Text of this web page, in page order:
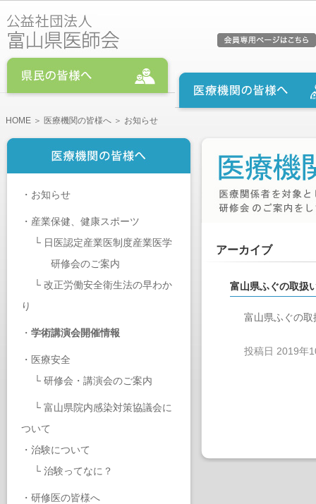
HOME ＞ 医療機関の皆様へ ＞ お知らせ
・ お知らせ
・ 産業保健、健康スポーツ
└ 日医認定産業医制度産業医学
研修会のご案内
└ 改正労働安全衛生法の早わか
り
・ 学術講演会開催情報
・ 医療安全
└ 研修会・講演会のご案内
└ 富山県院内感染対策協議会に
ついて
・ 治験について
└ 治験ってなに？
・ 研修医の皆様へ
アーカイブ
富山県ふぐの取扱
富山県ふぐの
投稿日 2019年